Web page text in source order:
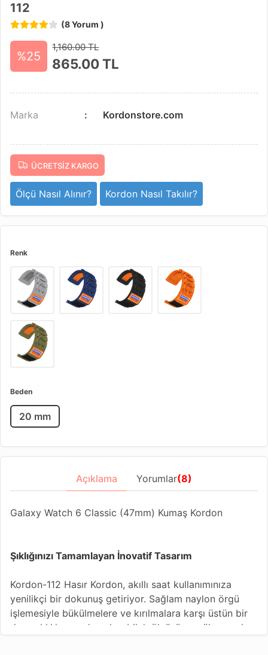
112
(8 Yorum )
%25
1,160.00 TL
865.00TL
Marka Kordonstore.com
ÜCRETSIZ KARGO
Ölçü Nasıl Alınır? Kordon Nasıl Takılır?
Renk
Beden
20 mm
Açıklama Yorumlar(8)
Galaxy Watch 6 Classic (47mm) Kumaş Kordon
Şıklığınızı Tamamlayan İnovatif Tasarım
Kordon-112 Hasır Kordon, akıllı saat kullanımınıza
yenilikçi bir dokunuş getiriyor. Sağlam naylon örgü
işlemesiyle bükülmelere ve kırılmalara karşı üstün bir
dayanıklılık sunarken, her bilek ölçüsüne mükemmel